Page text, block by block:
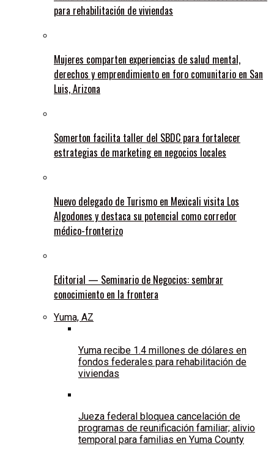
para rehabilitación de viviendas
Mujeres comparten experiencias de salud mental,
derechos y emprendimiento en foro comunitario en San
Luis, Arizona
Somerton facilita taller del SBDC para fortalecer
estrategias de marketing en negocios locales
Nuevo delegado de Turismo en Mexicali visita Los
Algodones y destaca su potencial como corredor
médico-fronterizo
Editorial — Seminario de Negocios: sembrar
conocimiento en la frontera
Yuma, AZ
Yuma recibe 1.4 millones de dólares en
fondos federales para rehabilitación de
viviendas
Jueza federal bloquea cancelación de
programas de reunificación familiar; alivio
temporal para familias en Yuma County